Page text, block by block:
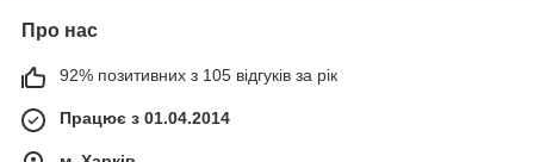
Про нас
92% позитивних з 105 відгуків за рік
Працює з 01.04.2014